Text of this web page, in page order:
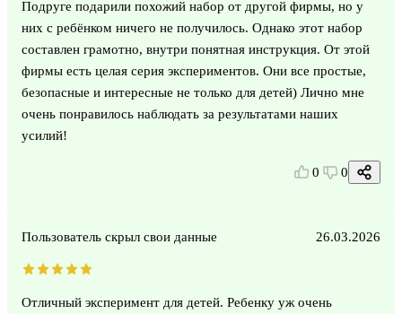
Подруге подарили похожий набор от другой фирмы, но у
них с ребёнком ничего не получилось. Однако этот набор
составлен грамотно, внутри понятная инструкция. От этой
фирмы есть целая серия экспериментов. Они все простые,
безопасные и интересные не только для детей) Лично мне
очень понравилось наблюдать за результатами наших
усилий!
0 0
Пользователь скрыл свои данные 26.03.2026
Отличный эксперимент для детей. Ребенку уж очень